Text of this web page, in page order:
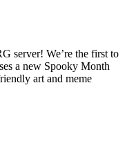
server! We’re the first to
a new Spooky Month
art and meme